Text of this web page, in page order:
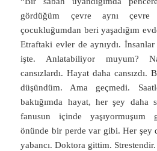
gördüğüm çevre aynı
çocukluğumdan beri yaşadığım
Etraftaki evler de aynıydı.
işte. Anlatabiliyor muyum?
cansızlardı. Hayat daha
düşündüm. Ama geçmedi.
baktığımda hayat, her şey daha
fanusun içinde yaşıyormuşum
önünde bir perde var gibi. Her şey
yabancı. Doktora gittim.